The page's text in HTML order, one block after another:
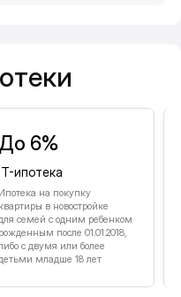
До 6%
ипотека
Ипотека на покупку
квартиры в новостройке
семей с одним ребенком
рожденным после 01.01.2018,
с двумя или более
младше 18 лет